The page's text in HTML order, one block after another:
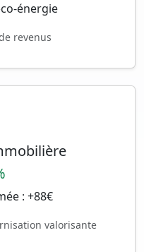
énergie
revenus
: +88€
valorisante